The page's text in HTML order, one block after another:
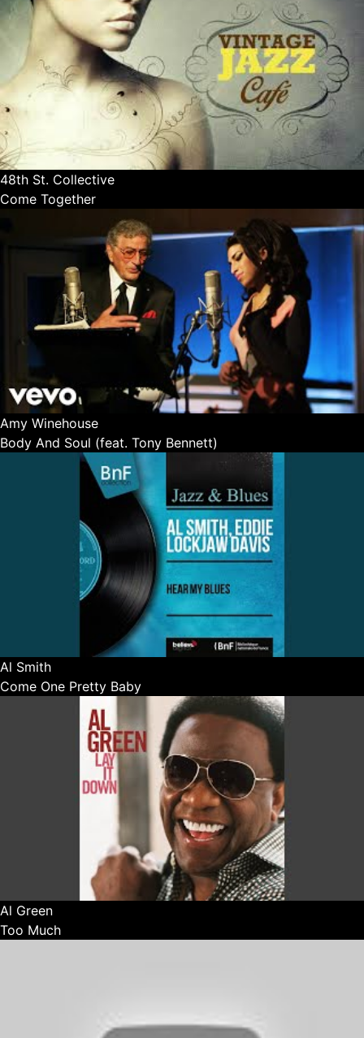
48th St. Collective
Come Together
Amy Winehouse
Body And Soul (feat. Tony Bennett)
Al Smith
Come One Pretty Baby
Al Green
Too Much